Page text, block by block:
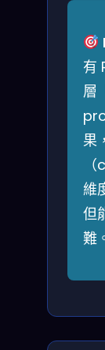
有
層
果
維
但
難